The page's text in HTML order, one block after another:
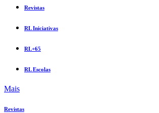
Revistas
RL Iniciativas
RL+65
RL Escolas
Mais
Revistas